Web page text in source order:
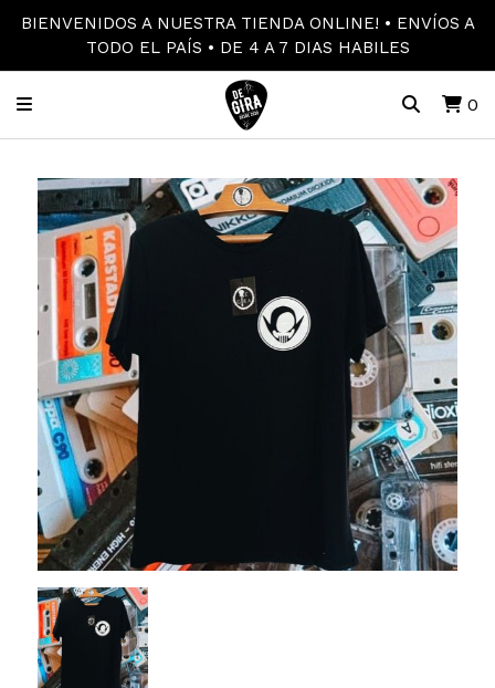
BIENVENIDOS A NUESTRA TIENDA ONLINE! • ENVÍOS A
TODO EL PAÍS • DE 4 A 7 DIAS HABILES
0